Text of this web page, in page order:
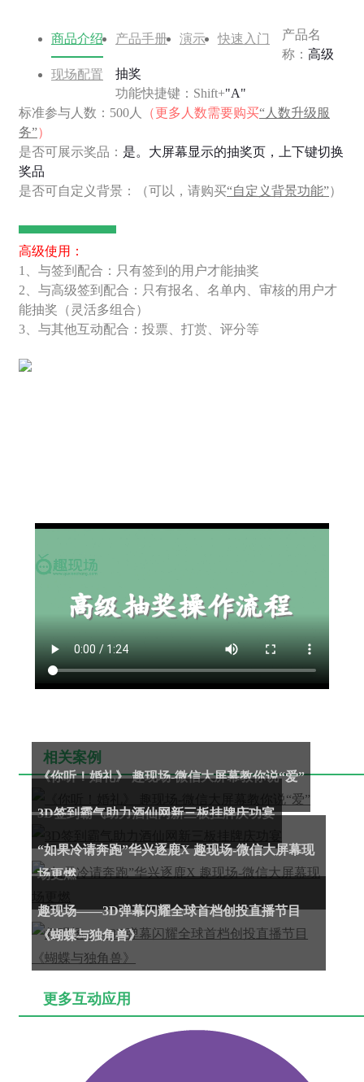
商品介绍 产品手册 演示 快速入门
现场配置
产品名
称： 高级
抽奖
功能快捷键：Shift+"A"
标准参与人数：500人
（更多人数需要购买“人数升级服
务”）
是否可展示奖品： 是。大屏幕显示的抽奖页，上下键切换
奖品
是否可自定义背景：（可以，请购买“自定义背景功能”）
高级使用：
1、与签到配合：只有签到的用户才能抽奖
2、与高级签到配合：只有报名、名单内、审核的用户才
能抽奖（灵活多组合）
3、与其他互动配合：投票、打赏、评分等
相关案例
《你听！婚礼》 趣现场-微信大屏幕教你说“爱”
3D签到霸气助力酒仙网新三板挂牌庆功宴
“如果冷请奔跑”华兴逐鹿X 趣现场-微信大屏幕现
场更燃
趣现场——3D弹幕闪耀全球首档创投直播节目
《蝴蝶与独角兽》
更多互动应用